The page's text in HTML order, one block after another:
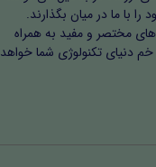
ما در میان بگذارند.
مختصر و مفید به همراه
خم دنیای تکنولوژی شما خواهد